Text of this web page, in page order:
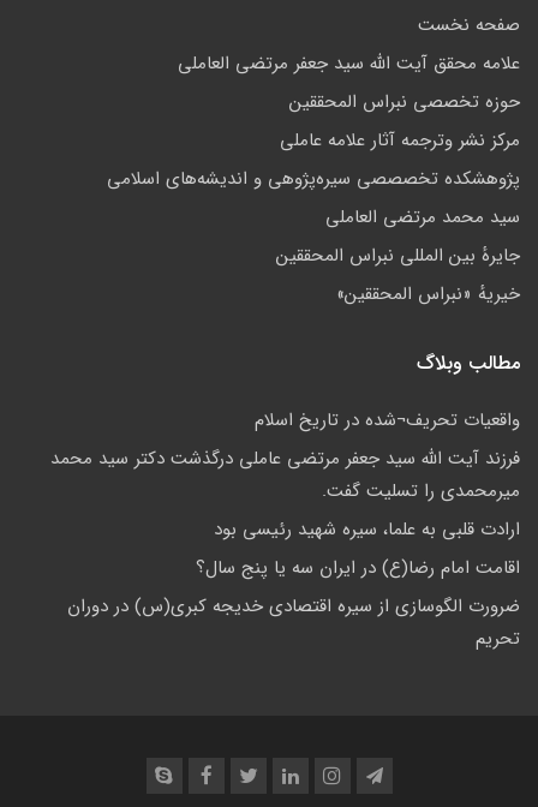
صفحه نخست
علامه محقق آیت الله سید جعفر مرتضی العاملی
حوزه تخصصی نبراس المحققین
مركز نشر وترجمه آثار علامه عاملی
پژوهشكده تخصصصى سیره‌پژوهی و اندیشه‌های اسلامی
سید محمد مرتضی العاملی
جايرهٔ بین المللی نبراس المحققین
خيريهٔ «نبراس المحققين»
مطالب وبلاگ
واقعيات تحريف¬شده در تاريخ اسلام
فرزند آیت الله سید جعفر مرتضی عاملی درگذشت دکتر سید محمد
میرمحمدی را تسلیت گفت.
ارادت قلبی به علما، سیره شهید رئیسی بود
اقامت امام رضا(ع) در ایران سه یا پنج سال؟
ضرورت الگوسازی از سیره اقتصادی خدیجه کبری(س) در دوران
تحریم